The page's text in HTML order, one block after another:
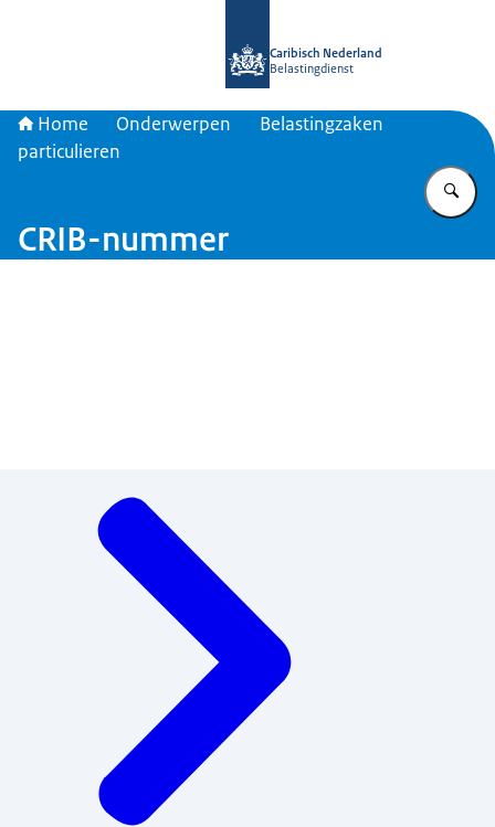
Caribisch Nederland
Belastingdienst
Home Onderwerpen
Belastingzaken
particulieren
CRIB-nummer